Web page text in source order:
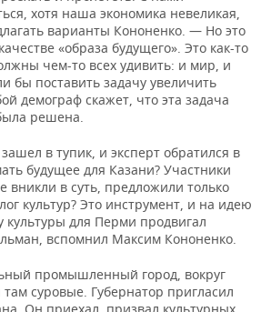
хотя наша экономика невеликая,
варианты Кононенко. — Но это
«образа будущего». Это как-то
чем-то всех удивить: и мир, и
бы поставить задачу увеличить
демограф скажет, что эта задача
решена.
в тупик, и эксперт обратился в
будущее для Казани? Участники
вникли в суть, предложили только
культур? Это инструмент, и на идею
культуры для Перми продвигал
вспомнил Максим Кононенко.
промышленный город, вокруг
суровые. Губернатор пригласил